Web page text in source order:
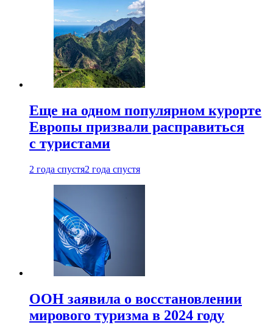
Еще на одном популярном курорте
Европы призвали расправиться
с туристами
2 года спустя2 года спустя
ООН заявила о восстановлении
мирового туризма в 2024 году